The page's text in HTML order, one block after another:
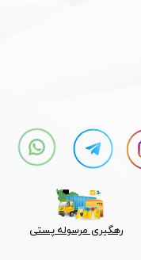
رهگیری مرسوله پستی​​​​​​​